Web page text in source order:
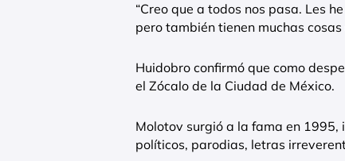
“Creo que a todos nos pasa. Les
pero también tienen muchas
Huidobro confirmó que como
el Zócalo de la Ciudad de México.
Molotov surgió a la fama en
políticos, parodias, letras